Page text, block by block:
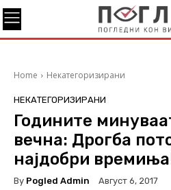
Home Некатегоризирани
НЕКАТЕГОРИЗИРАНИ
Годините
вечна: Дрогба
најдобри
By Pogled Admin Август 6, 2017